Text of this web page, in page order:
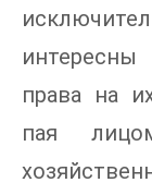
права на
пая